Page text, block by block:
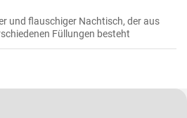
und flauschiger Nachtisch, der aus
Füllungen besteht